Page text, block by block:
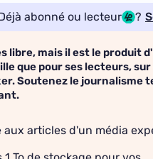
abonné ou lecteur ?
libre, mais il est le produit
que pour ses lecteurs, sur
Soutenez le journalisme
aux articles d'un média